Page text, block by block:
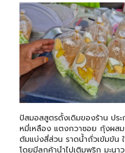
ปัสมอสสูตรดั้งเดิมของร้าน ปร
หมี่เหลือง แตงกวาซอย กุ้งผส
ต้มแบ่งสี่ส่วน ราดน้ำถั่วเข้มข้น
โดยมีลูกค้านำไปเติมพริก มะนา